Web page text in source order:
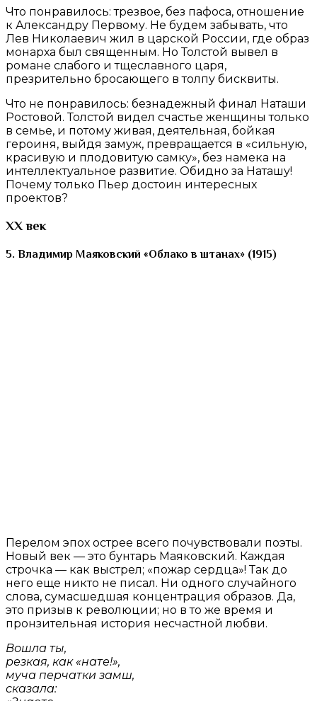
Что понравилось: трезвое, без пафоса, отношение
к Александру Первому. Не будем забывать, что
Лев Николаевич жил в царской России, где образ
монарха был священным. Но Толстой вывел в
романе слабого и тщеславного царя,
презрительно бросающего в толпу бисквиты.
Что не понравилось: безнадежный финал Наташи
Ростовой. Толстой видел счастье женщины только
в семье, и потому живая, деятельная, бойкая
героиня, выйдя замуж, превращается в «сильную,
красивую и плодовитую самку», без намека на
интеллектуальное развитие. Обидно за Наташу!
Почему только Пьер достоин интересных
проектов?
XX век
5. Владимир Маяковский «Облако в штанах» (1915)
Перелом эпох острее всего почувствовали поэты.
Новый век — это бунтарь Маяковский. Каждая
строчка — как выстрел; «пожар сердца»! Так до
него еще никто не писал. Ни одного случайного
слова, сумасшедшая концентрация образов. Да,
это призыв к революции; но в то же время и
пронзительная история несчастной любви.
Вошла ты,
резкая, как «нате!»,
муча перчатки замш,
сказала: